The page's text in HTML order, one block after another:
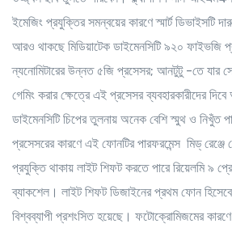
ইমেজিং প্রযুক্তির সমন্বয়ের কারণে স্মার্ট ডিভাইসটি
আরও থাকছে মিডিয়াটেক ডাইমেনসিটি ৯২০ ফাইভজি
ন্যনোমিটারের উন্নত ৫জি প্রসেসর; আনটুটু -তে
গেমিং করার ক্ষেত্রে এই প্রসেসর ব্যবহারকারীদের
ডাইমেনসিটি চিপের তুলনায় অনেক বেশি স্মুথ ও নিখুঁত
প্রসেসরের কারণে এই ফোনটির পারফরমেন্স মিড্
প্রযুক্তি থাকায় লাইট শিফট করতে পারে রিয়েলমি ৯
ব্যাকশেল। লাইট শিফট ডিজাইনের প্রথম ফোন
বিশ্বব্যাপী প্রশংসিত হয়েছে। ফটোক্রোমিজমের